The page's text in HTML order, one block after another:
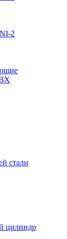
2
стали
цилиндр